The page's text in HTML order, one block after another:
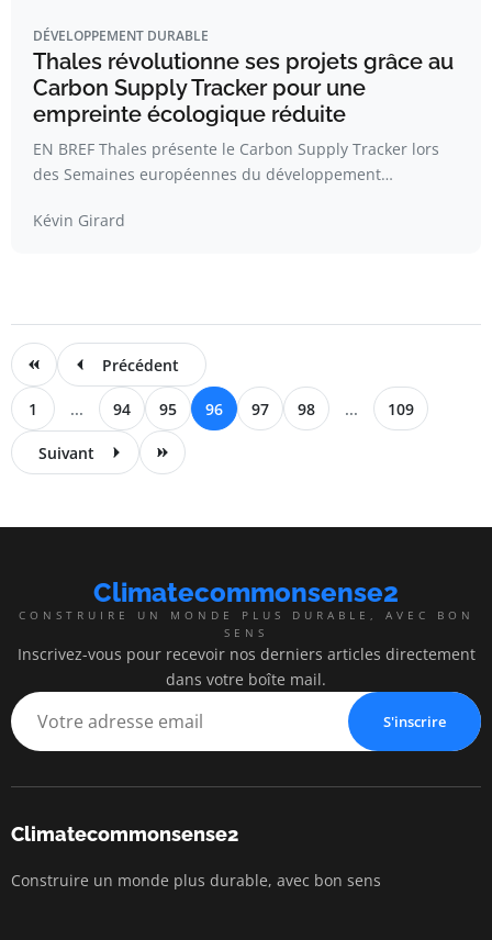
DÉVELOPPEMENT DURABLE
Thales révolutionne ses projets grâce au
Carbon Supply Tracker pour une
empreinte écologique réduite
EN BREF Thales présente le Carbon Supply Tracker lors
des Semaines européennes du développement…
Kévin Girard
Précédent
1 ... 94 95 96 97 98 ... 109
Suivant
Climatecommonsense2
CONSTRUIRE UN MONDE PLUS DURABLE, AVEC BON
SENS
Inscrivez-vous pour recevoir nos derniers articles directement
dans votre boîte mail.
S'inscrire
Climatecommonsense2
Construire un monde plus durable, avec bon sens